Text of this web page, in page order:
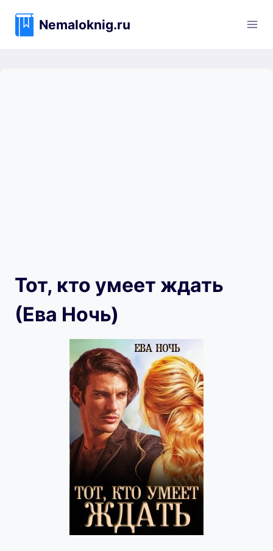
содержимому
Nemaloknig.ru
Тот, кто умеет ждать
(Ева Ночь)